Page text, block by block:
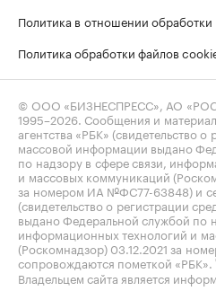
Политика в отношении
Политика обработки файлов
© ООО «БИЗНЕСПРЕСС», АО
1995–2026 . Сообщения и
агентства «РБК» (свидетельство о
массовой информации выдано
по надзору в сфере связи,
и массовых коммуникаций
за номером ИА №ФС77-63848) и
(свидетельство о регистрации
выдано Федеральной службой по
информационных технологий и
(Роскомнадзор) 03.12.2021 за
сопровождаются пометкой «РБК».
Владельцем сайта является